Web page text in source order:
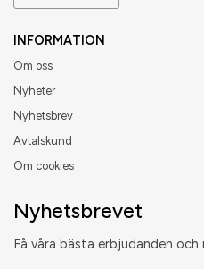
INFORMATION
Om oss
Nyheter
Nyhetsbrev
Avtalskund
Om cookies
Nyhetsbrevet
Få våra bästa erbjudanden och